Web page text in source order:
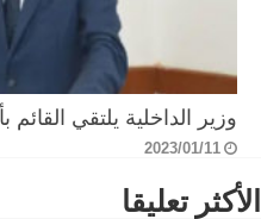
وزير الداخلية يلتقي
2023/01/11
الأكثر تعليقا